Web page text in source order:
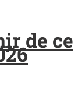
de ce